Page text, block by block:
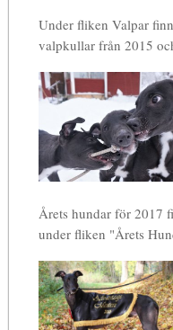
Under fliken Valpar
valpkullar från 2015
Årets hundar för 2017
under fliken "Årets